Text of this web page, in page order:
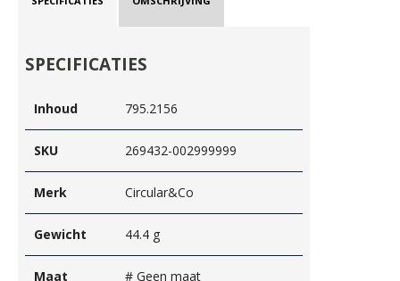
SPECIFICATIES
Inhoud 795.2156
SKU 269432-002999999
Merk Circular&Co
Gewicht 44.4 g
Maat # Geen maat